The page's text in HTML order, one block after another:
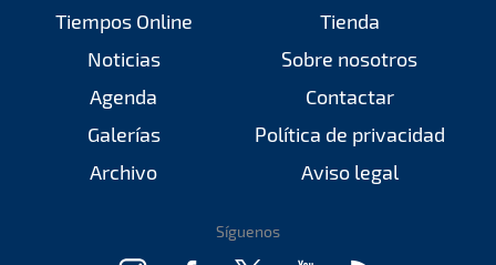
Tiempos Online
Noticias
Agenda
Galerías
Archivo
Tienda
Sobre nosotros
Contactar
Política de privacidad
Aviso legal
Síguenos